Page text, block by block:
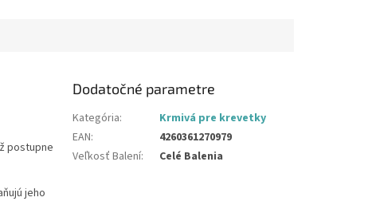
postupne
jeho
Dodatočné parametre
Kategória:
Krmivá pre krevetky
EAN:
4260361270979
Veľkosť Balení: Celé Balenia